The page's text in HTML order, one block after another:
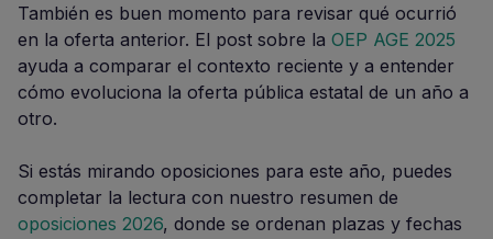
También es buen momento para revisar qué ocurrió
en la oferta anterior. El post sobre la OEP AGE 2025
ayuda a comparar el contexto reciente y a entender
cómo evoluciona la oferta pública estatal de un año a
otro.
Si estás mirando oposiciones para este año, puedes
completar la lectura con nuestro resumen de
oposiciones 2026, donde se ordenan plazas y fechas